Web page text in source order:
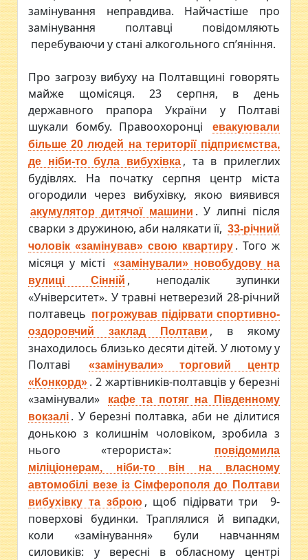
замінування неправдива. Найчастіше про
замінування полтавці повідомляють
перебуваючи у стані алкогольного сп’яніння.
Про загрозу вибуху на Полтавщині говорять
майже щомісяця. 23 серпня, в день
державного прапора України у Полтаві
шукали бомбу. Правоохоронці
евакуювали
більше 20 людей на території підприємства,
де ніби-то була вибухівка , та в прилеглих
будівлях. На початку серпня центр міста
огородили через вибухівку, якою виявився
акумулятор дитячої машини . У липні після
сварки з дружиною, аби налякати її, 33-річний
чоловік «замінував» свою квартиру . Того ж
місяця у місті
«замінували» новобудову на
вулиці Сінній , неподалік зупинки
«Університет». У травні нетверезий 28-річний
полтавець погрожував підірвати спортивно-
оздоровчий заклад Полтави , в якому
знаходилось близько десяти дітей. У лютому у
Полтаві
«замінували» торговий центр
«Конкорд» . 2 жартівників-полтавців у березні
«замінували»
кафе та потяг на Південному
вокзалі . У березні полтавка, аби не ділитися
донькою з колишнім чоловіком, зробила з
нього «терориста»:
повідомила
міліціонерам, ніби-то він на власному
автомобілі везе із Сімферополя до Полтави
вибухівку та зброю , щоб підірвати три 9-
поверхові будинки. Траплялися й випадки,
коли «замінування» були навчанням
силовиків: у вересні в обласному центрі